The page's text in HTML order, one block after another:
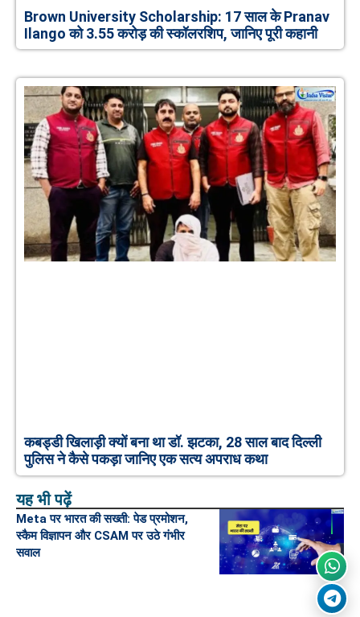
Brown University Scholarship: 17 साल के Pranav
Ilango को 3.55 करोड़ की स्कॉलरशिप, जानिए पूरी कहानी
कबड्डी खिलाड़ी क्यों बना था डॉ. झटका, 28 साल बाद दिल्ली
पुलिस ने कैसे पकड़ा जानिए एक सत्य अपराध कथा
यह भी पढ़ें
Meta पर भारत की सख्ती: पेड प्रमोशन,
स्कैम विज्ञापन और CSAM पर उठे गंभीर
सवाल